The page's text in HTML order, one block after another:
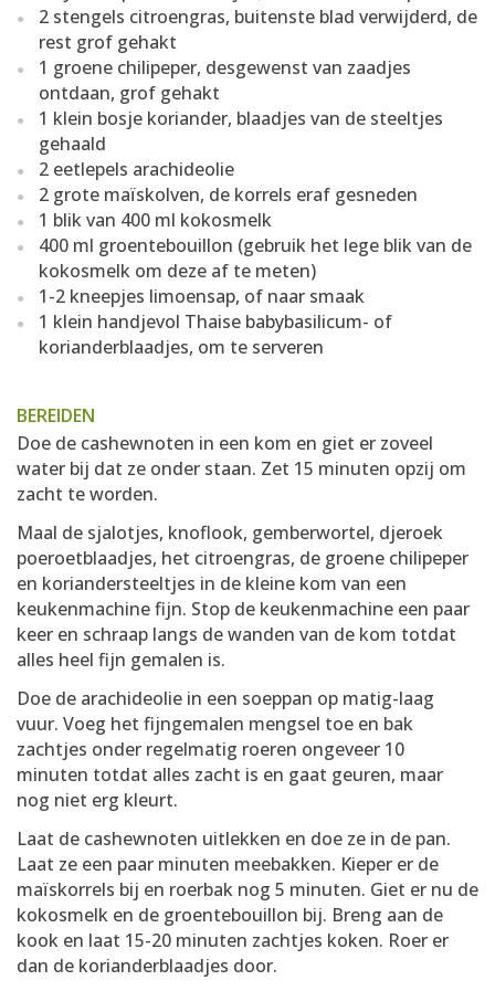
2 stengels citroengras, buitenste blad verwijderd, de
rest grof gehakt
1 groene chilipeper, desgewenst van zaadjes
ontdaan, grof gehakt
1 klein bosje koriander, blaadjes van de steeltjes
gehaald
2 eetlepels arachideolie
2 grote maïskolven, de korrels eraf gesneden
1 blik van 400 ml kokosmelk
400 ml groentebouillon (gebruik het lege blik van de
kokosmelk om deze af te meten)
1-2 kneepjes limoensap, of naar smaak
1 klein handjevol Thaise babybasilicum- of
korianderblaadjes, om te serveren
BEREIDEN
Doe de cashewnoten in een kom en giet er zoveel
water bij dat ze onder staan. Zet 15 minuten opzij om
zacht te worden.
Maal de sjalotjes, knoflook, gemberwortel, djeroek
poeroetblaadjes, het citroengras, de groene chilipeper
en koriandersteeltjes in de kleine kom van een
keukenmachine fijn. Stop de keukenmachine een paar
keer en schraap langs de wanden van de kom totdat
alles heel fijn gemalen is.
Doe de arachideolie in een soeppan op matig-laag
vuur. Voeg het fijngemalen mengsel toe en bak
zachtjes onder regelmatig roeren ongeveer 10
minuten totdat alles zacht is en gaat geuren, maar
nog niet erg kleurt.
Laat de cashewnoten uitlekken en doe ze in de pan.
Laat ze een paar minuten meebakken. Kieper er de
maïskorrels bij en roerbak nog 5 minuten. Giet er nu de
kokosmelk en de groentebouillon bij. Breng aan de
kook en laat 15-20 minuten zachtjes koken. Roer er
dan de korianderblaadjes door.